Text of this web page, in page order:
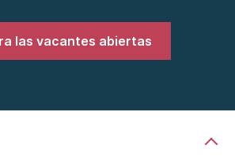
las vacantes abiertas